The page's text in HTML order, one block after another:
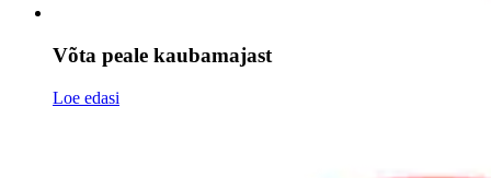
Võta peale kaubamajast
Loe edasi